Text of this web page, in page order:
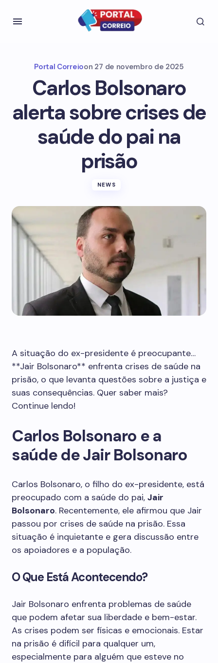
Portal Correioon 27 de novembro de 2025
Carlos Bolsonaro
alerta sobre crises de
saúde do pai na
prisão
NEWS
A situação do ex-presidente é preocupante…
**Jair Bolsonaro** enfrenta crises de saúde na
prisão, o que levanta questões sobre a justiça e
suas consequências. Quer saber mais?
Continue lendo!
Carlos Bolsonaro e a
saúde de Jair Bolsonaro
Carlos Bolsonaro, o filho do ex-presidente, está
preocupado com a saúde do pai, Jair
Bolsonaro. Recentemente, ele afirmou que Jair
passou por crises de saúde na prisão. Essa
situação é inquietante e gera discussão entre
os apoiadores e a população.
O Que Está Acontecendo?
Jair Bolsonaro enfrenta problemas de saúde
que podem afetar sua liberdade e bem-estar.
As crises podem ser físicas e emocionais. Estar
na prisão é difícil para qualquer um,
especialmente para alguém que esteve no